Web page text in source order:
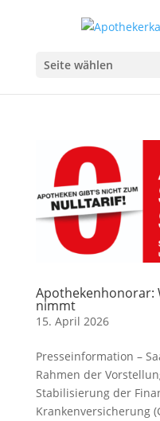
Seite wählen
Apothekenhonorar:
nimmt
15. April 2026
Presseinformation –
Rahmen der
Stabilisierung der
Krankenversicherung